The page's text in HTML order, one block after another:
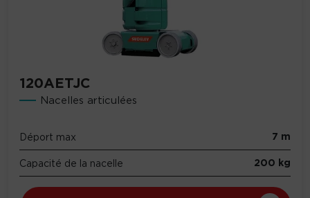
120AETJC
Nacelles articulées
Déport max 7 m
Capacité de la nacelle 200 kg